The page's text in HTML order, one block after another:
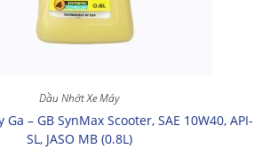
Dầu Nhớt Xe Máy
– GB SynMax Scooter, SAE 10W40, API-
SL, JASO MB (0.8L)